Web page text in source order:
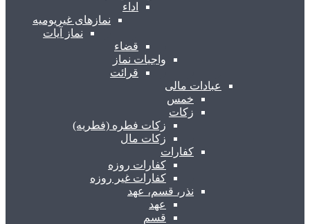
اداء
نمازهای غیریومیه
نماز آیات
قضاء
واجبات نماز
قرائت
عبادات مالی
خمس
زکات
زکات فطره (فطریه)
زکات مال
کفارات
کفارات روزه
کفارات غیر روزه
نذر، قسم، عهد
عهد
قسم